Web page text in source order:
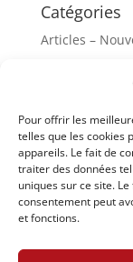
Pour offrir les
telles que les cookies
appareils. Le fait de
traiter des données
uniques sur ce site.
consentement peut
et fonctions.
Catégories
Articles –
Conférence
Vote
Méta
Connexion
Flux des
Flux des